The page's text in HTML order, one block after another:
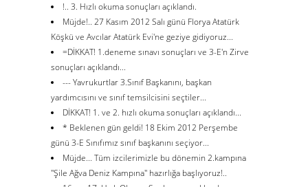
!.. 3. Hızlı okuma sonuçları açıklandı.
Müjde!.. 27 Kasım 2012 Salı günü Florya Atatürk
Köşkü ve Avcılar Atatürk Evi'ne geziye gidiyoruz...
=DİKKAT! 1.deneme sınavı sonuçları ve 3-E'n Zirve
sonuçları açıklandı...
--- Yavrukurtlar 3.Sınıf Başkanını, başkan
yardımcısını ve sınıf temsilcisini seçtiler...
DİKKAT! 1. ve 2. hızlı okuma sonuçları açıklandı...
* Beklenen gün geldi! 18 Ekim 2012 Perşembe
günü 3-E Sınıfımız sınıf başkanını seçiyor...
Müjde... Tüm izcilerimizle bu dönemin 2.kampına
''Şile Ağva Deniz Kampına'' hazırlığa başlıyoruz!..